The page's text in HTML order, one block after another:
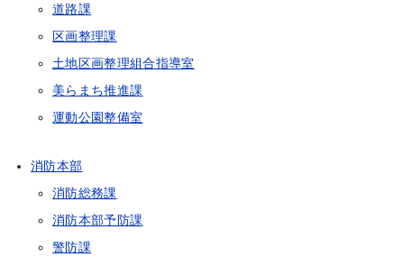
道路課
区画整理課
土地区画整理組合指導室
美らまち推進課
運動公園整備室
消防本部
消防総務課
消防本部予防課
警防課